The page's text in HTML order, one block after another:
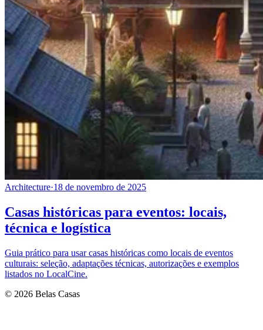
Architecture·18 de novembro de 2025
Casas históricas para eventos: locais,
técnica e logística
Guia prático para usar casas históricas como locais de eventos
culturais: seleção, adaptações técnicas, autorizações e exemplos
listados no LocalCine.
© 2026 Belas Casas